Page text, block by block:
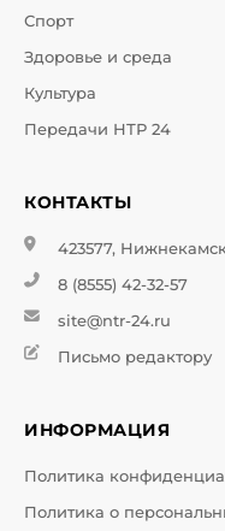
Спорт
Здоровье и среда
Культура
Передачи НТР 24
КОНТАКТЫ
423577,
8 (8555) 42-32-57
site@ntr-24.ru
Письмо редактору
ИНФОРМАЦИЯ
Политика
Политика о